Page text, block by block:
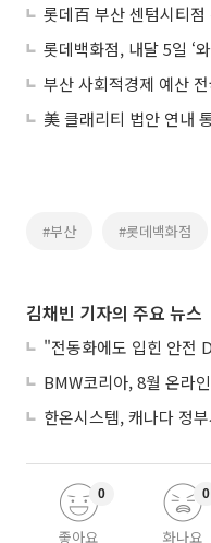
#부산 #롯데백화점
김채빈 기자의 주요 뉴스
좋아요
0
화나요
0